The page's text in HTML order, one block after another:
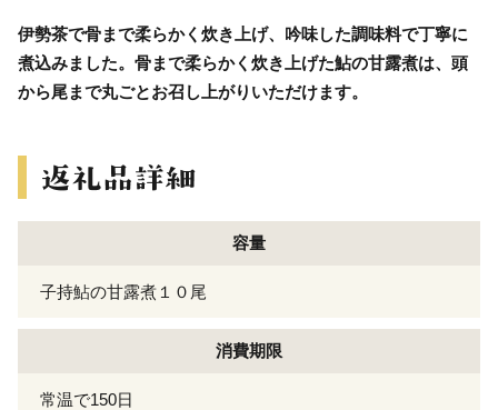
伊勢茶で骨まで柔らかく炊き上げ、吟味した調味料で丁寧に
煮込みました。骨まで柔らかく炊き上げた鮎の甘露煮は、頭
から尾まで丸ごとお召し上がりいただけます。
容量
子持鮎の甘露煮１０尾
消費期限
常温で150日